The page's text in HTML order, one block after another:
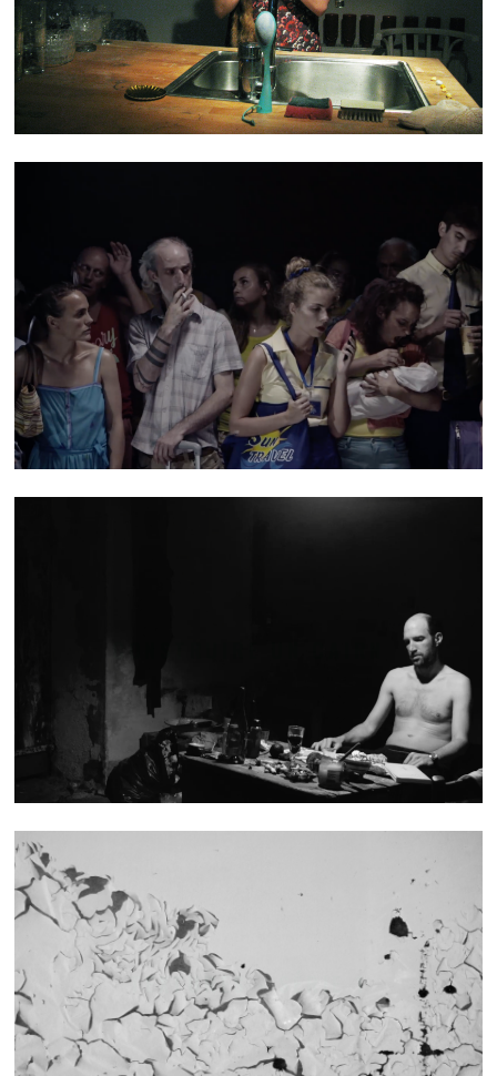
TEASER NO ONE
CONSTRUIRE UN CAIRN
TEXTURES - SÉRIE 1